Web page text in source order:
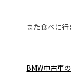
また食べに行
BMW中古車